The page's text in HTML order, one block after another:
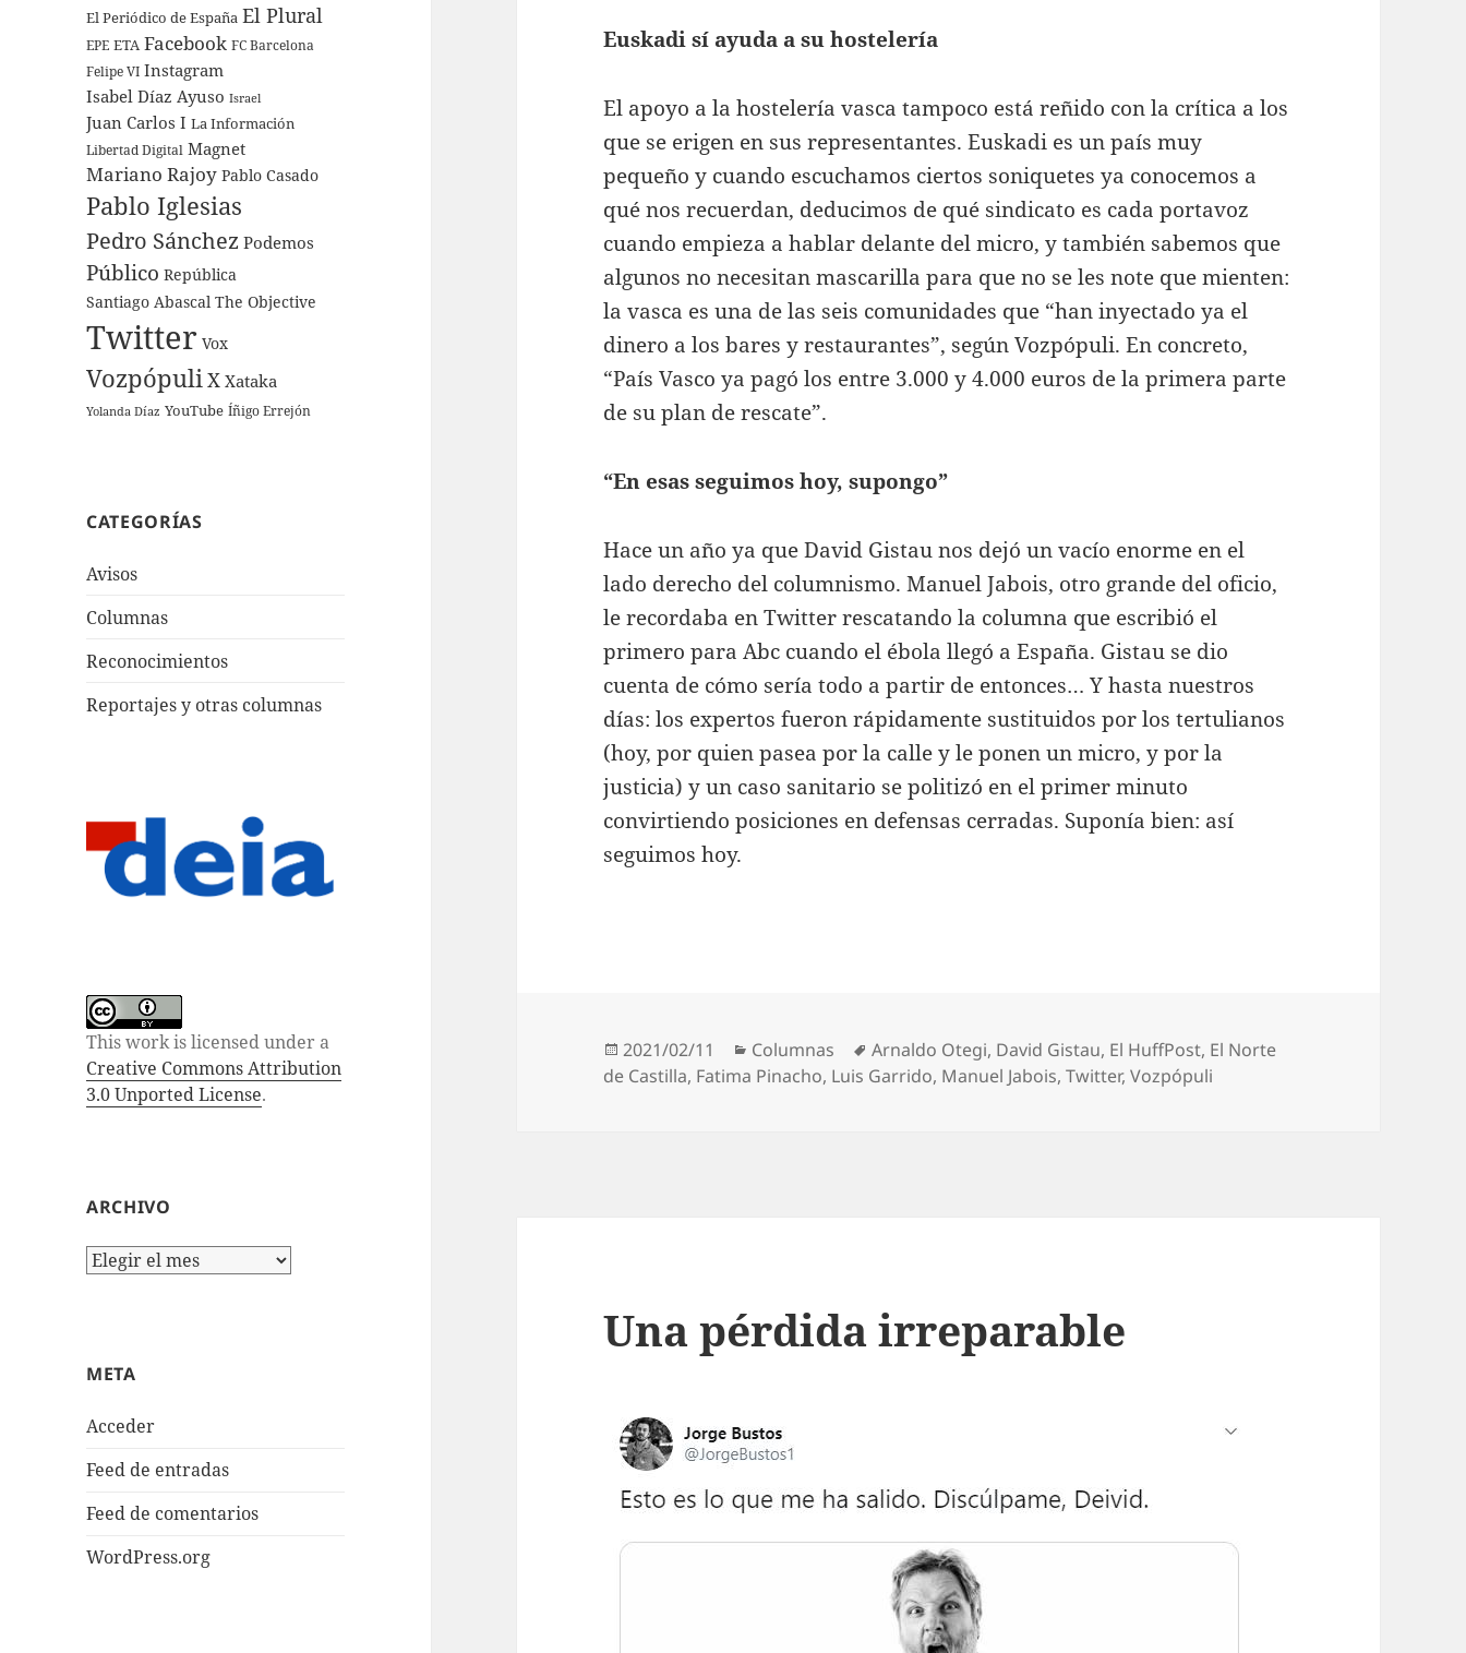
El Periódico de España El Plural
EPE ETA Facebook FC Barcelona
Felipe VI Instagram
Isabel Díaz Ayuso Israel
Juan Carlos I La Información
Libertad Digital Magnet
Mariano Rajoy Pablo Casado
Pablo Iglesias
Pedro Sánchez Podemos
Público República
Santiago Abascal The Objective
Twitter Vox
Vozpópuli X Xataka
Yolanda Díaz YouTube Íñigo Errejón
CATEGORÍAS
Avisos
Columnas
Reconocimientos
Reportajes y otras columnas
This work is licensed under a
Creative Commons Attribution
3.0 Unported License.
ARCHIVO
Archivo
META
Acceder
Feed de entradas
Feed de comentarios
WordPress.org
Euskadi sí ayuda a su hostelería
El apoyo a la hostelería vasca tampoco está reñido con la crítica a los
que se erigen en sus representantes. Euskadi es un país muy
pequeño y cuando escuchamos ciertos soniquetes ya conocemos a
qué nos recuerdan, deducimos de qué sindicato es cada portavoz
cuando empieza a hablar delante del micro, y también sabemos que
algunos no necesitan mascarilla para que no se les note que mienten:
la vasca es una de las seis comunidades que “han inyectado ya el
dinero a los bares y restaurantes”, según Vozpópuli. En concreto,
“País Vasco ya pagó los entre 3.000 y 4.000 euros de la primera parte
de su plan de rescate”.
“En esas seguimos hoy, supongo”
Hace un año ya que David Gistau nos dejó un vacío enorme en el
lado derecho del columnismo. Manuel Jabois, otro grande del oficio,
le recordaba en Twitter rescatando la columna que escribió el
primero para Abc cuando el ébola llegó a España. Gistau se dio
cuenta de cómo sería todo a partir de entonces… Y hasta nuestros
días: los expertos fueron rápidamente sustituidos por los tertulianos
(hoy, por quien pasea por la calle y le ponen un micro, y por la
justicia) y un caso sanitario se politizó en el primer minuto
convirtiendo posiciones en defensas cerradas. Suponía bien: así
seguimos hoy.
Publicado
el
2021/02/11 Categorías
Columnas Etiquetas
Arnaldo Otegi, David Gistau, El HuffPost, El Norte
de Castilla, Fatima Pinacho, Luis Garrido, Manuel Jabois,Twitter,Vozpópuli
Una pérdida irreparable